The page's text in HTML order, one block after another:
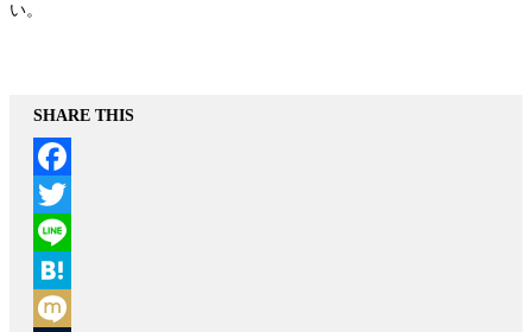
い。
SHARE THIS
Facebook
Twitter
Line
Hatena